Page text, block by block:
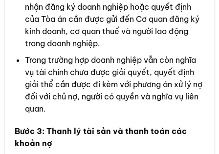
nhận đăng ký doanh nghiệp hoặc quyết định
của Tòa án cần được gửi đến Cơ quan đăng ký
kinh doanh, cơ quan thuế và người lao động
trong doanh nghiệp.
Trong trường hợp doanh nghiệp vẫn còn nghĩa
vụ tài chính chưa được giải quyết, quyết định
giải thể cần được đi kèm với phương án xử lý nợ
đối với chủ nợ, người có quyền và nghĩa vụ liên
quan.
Bước 3: Thanh lý tài sản và thanh toán các
khoản nợ